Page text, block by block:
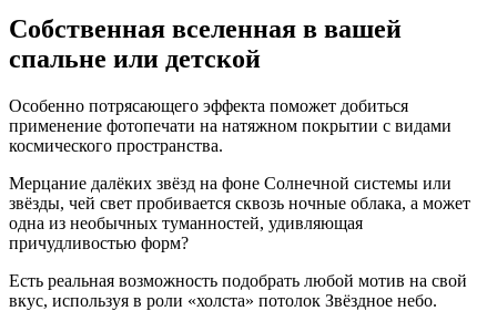
Собственная вселенная в вашей
спальне или детской
Особенно потрясающего эффекта поможет добиться
применение фотопечати на натяжном покрытии с видами
космического пространства.
Мерцание далёких звёзд на фоне Солнечной системы или
звёзды, чей свет пробивается сквозь ночные облака, а может
одна из необычных туманностей, удивляющая
причудливостью форм?
Есть реальная возможность подобрать любой мотив на свой
вкус, используя в роли «холста» потолок Звёздное небо.